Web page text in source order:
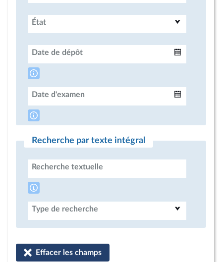
État
Date de dépôt
Date d'examen
Recherche par texte intégral
Recherche textuelle
Type de recherche
Effacer les champs